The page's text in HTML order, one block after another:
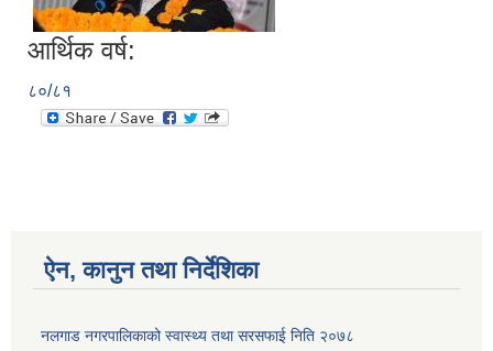
आर्थिक वर्ष:
८०/८१
ऐन, कानुन तथा निर्देशिका
नलगाड नगरपालिकाको स्वास्थ्य तथा सरसफाई निति २०७८